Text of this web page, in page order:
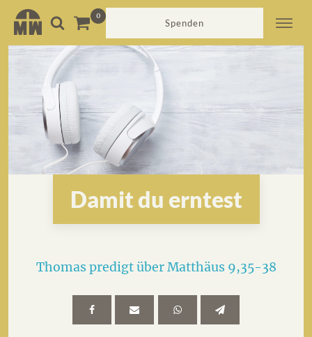
Spenden
Damit du erntest
Thomas predigt über Matthäus 9,35-38